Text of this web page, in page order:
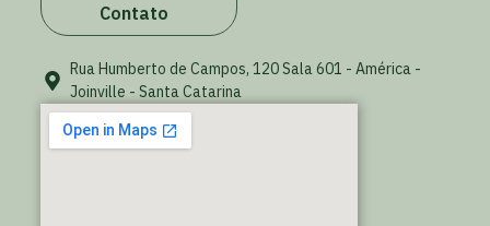
Contato
Rua Humberto de Campos, 120 Sala 601 - América -
Joinville - Santa Catarina